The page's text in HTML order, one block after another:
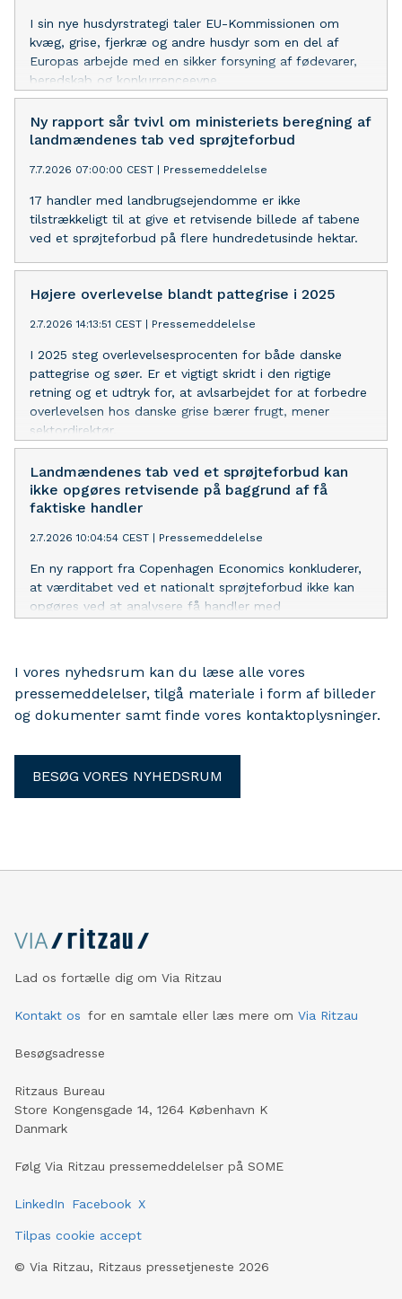
I sin nye husdyrstrategi taler EU-Kommissionen om
kvæg, grise, fjerkræ og andre husdyr som en del af
Europas arbejde med en sikker forsyning af fødevarer,
beredskab og konkurrenceevne.
Ny rapport sår tvivl om ministeriets beregning af
landmændenes tab ved sprøjteforbud
7.7.2026 07:00:00 CEST Pressemeddelelse
17 handler med landbrugsejendomme er ikke
tilstrækkeligt til at give et retvisende billede af tabene
ved et sprøjteforbud på flere hundredetusinde hektar.
Højere overlevelse blandt pattegrise i 2025
2.7.2026 14:13:51 CEST Pressemeddelelse
I 2025 steg overlevelsesprocenten for både danske
pattegrise og søer. Er et vigtigt skridt i den rigtige
retning og et udtryk for, at avlsarbejdet for at forbedre
overlevelsen hos danske grise bærer frugt, mener
sektordirektør.
Landmændenes tab ved et sprøjteforbud kan
ikke opgøres retvisende på baggrund af få
faktiske handler
2.7.2026 10:04:54 CEST Pressemeddelelse
En ny rapport fra Copenhagen Economics konkluderer,
at værditabet ved et nationalt sprøjteforbud ikke kan
opgøres ved at analysere få handler med
I vores nyhedsrum kan du læse alle vores
pressemeddelelser, tilgå materiale i form af billeder
og dokumenter samt finde vores kontaktoplysninger.
BESØG VORES NYHEDSRUM
Lad os fortælle dig om Via Ritzau
Kontakt os for en samtale eller læs mere om Via Ritzau
Besøgsadresse
Ritzaus Bureau
Store Kongensgade 14, 1264 København K
Danmark
Følg Via Ritzau pressemeddelelser på SOME
LinkedIn Facebook X
Tilpas cookie accept
© Via Ritzau, Ritzaus pressetjeneste 2026